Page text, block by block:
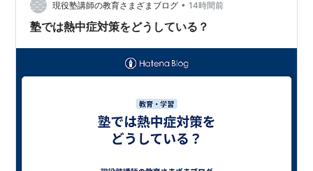
汗をかいたら水分と塩分を補給しましょう。
スポーツや炎天下での労働では、水分補給が必
要です。
エンジンを止めた車内には、短時間でもとどま
らないようにしましょう。
ちょっとでもおかしいと思ったら、我慢せずに
現役塾講師の教育さまざまブログ • 14時間前
塾では熱中症対策をどうしている？